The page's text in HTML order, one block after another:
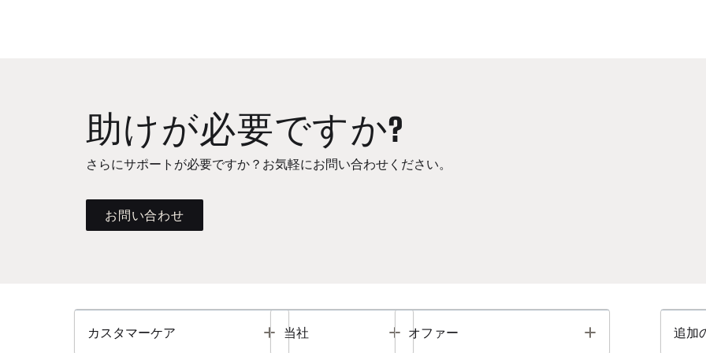
助けが必要ですか?
さらにサポートが必要ですか？お気軽にお問い合わせください。
お問い合わせ
カスタマーケア Toggle
当社 Toggle
オファー Toggle 追加